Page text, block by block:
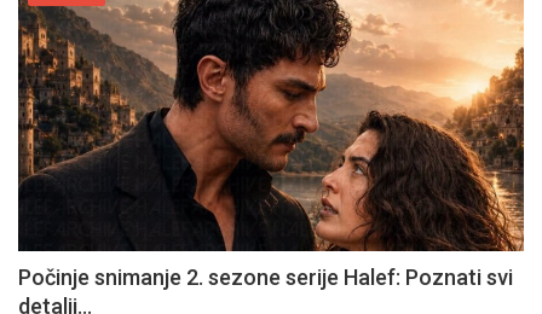
Počinje snimanje 2. sezone serije Halef: Poznati svi
detalji...